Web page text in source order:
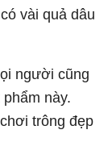
vài quả dâu
người cũng
này.
trông đẹp